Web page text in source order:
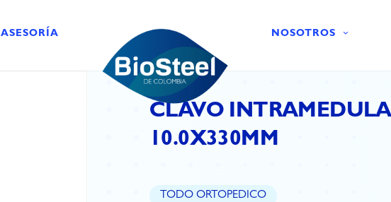
ASESORÍA NOSOTROS
CLAVO
10.0X330MM
TODO ORTOPEDICO